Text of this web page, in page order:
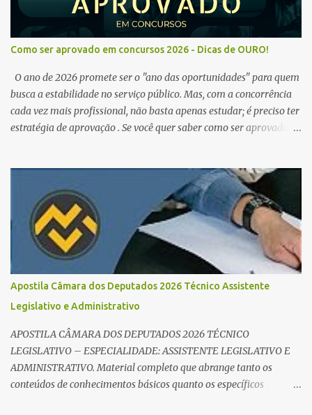
Como ser aprovado em concursos 2026 - Dicas de OURO!
O ano de 2026 promete ser o "ano das oportunidades" para quem
busca a estabilidade no serviço público. Mas, com a concorrência
cada vez mais profissional, não basta apenas estudar; é preciso ter
estratégia de aprovação . Se você quer saber como ser aprovado
Edital Verticalizado Não comece a estudar sem ler o edital. A dica
de ouro é criar um edital verticalizado . Liste todos os tópicos e
marque seu progresso (Teoria / Resumo / Questões). Isso evita que
você perca tempo com conteúdos irrelevantes e garante que você
bata todo o conteúdo programático. Palavras-chave para o seu
sucesso: Cronograma de estudos dinâmico; Técnica Pomodoro
para foco total; Foco em disciplinas básicas (Português, RLM e
Direito Administrativo). 🔄 2. Revisão Espaç...
Apostila Câmara dos Deputados 2026 Técnico Assistente
Legislativo e Administrativo
APOSTILA CÂMARA DOS DEPUTADOS 2026 TÉCNICO
LEGISLATIVO – ESPECIALIDADE: ASSISTENTE LEGISLATIVO E
ADMINISTRATIVO. Material completo que abrange tanto os
conteúdos de conhecimentos básicos quanto os específicos